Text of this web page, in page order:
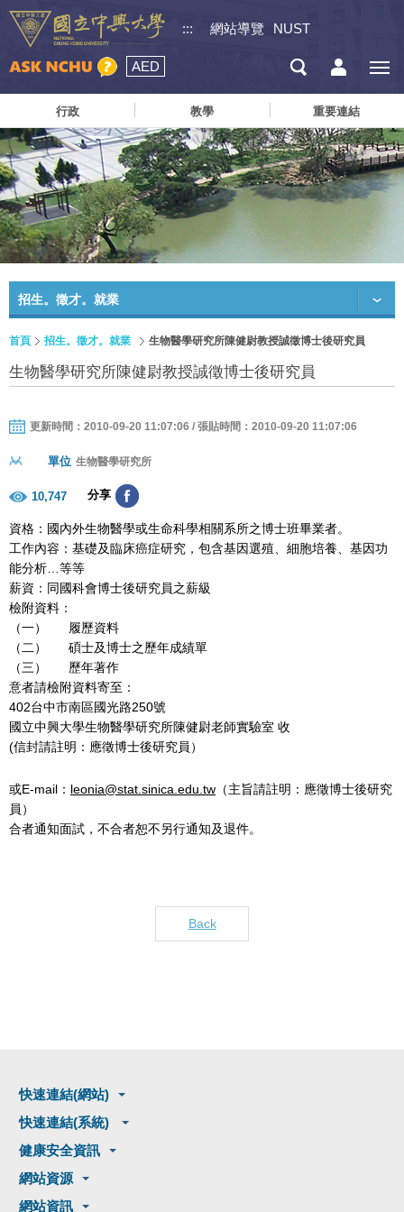
::: 網站導覽 NUST
AED
行政 教學 重要連結
招生。徵才。就業
首頁 招生。徵才。就業 生物醫學研究所陳健尉教授誠徵博士後研究員
生物醫學研究所陳健尉教授誠徵博士後研究員
更新時間：2010-09-20 11:07:06 / 張貼時間：2010-09-20 11:07:06
單位 生物醫學研究所
10,747 分享
資格：國內外生物醫學或生命科學相關系所之博士班畢業者。
工作內容：基礎及臨床癌症研究，包含基因選殖、細胞培養、基因功
能分析…等等
薪資：同國科會博士後研究員之薪級
檢附資料：
（一） 履歷資料
（二） 碩士及博士之歷年成績單
（三） 歷年著作
意者請檢附資料寄至：
402台中市南區國光路250號
國立中興大學生物醫學研究所陳健尉老師實驗室 收
(信封請註明：應徵博士後研究員）
或E-mail： leonia@stat.sinica.edu.tw （主旨請註明：應徵博士後研究
員）
合者通知面試，不合者恕不另行通知及退件。
Back
快速連結(網站)
快速連結(系統)
健康安全資訊
網站資源
網站資訊